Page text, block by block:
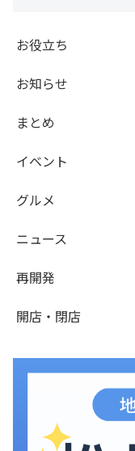
お役立ち
お知らせ
まとめ
イベント
グルメ
ニュース
再開発
開店・閉店